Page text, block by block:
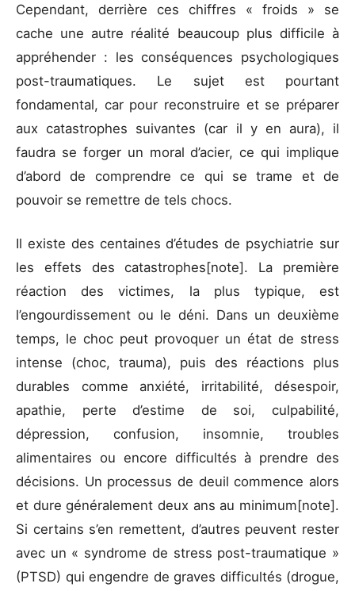
Cependant, derrière ces chiffres « froids » se
cache une autre réalité beaucoup plus difficile à
appréhender : les conséquences psychologiques
post-traumatiques. Le sujet est pourtant
fondamental, car pour reconstruire et se préparer
aux catastrophes suivantes (car il y en aura), il
faudra se forger un moral d’acier, ce qui implique
d’abord de comprendre ce qui se trame et de
pouvoir se remettre de tels chocs.
Il existe des centaines d’études de psychiatrie sur
les effets des catastrophes[note]. La première
réaction des victimes, la plus typique, est
l’engourdissement ou le déni. Dans un deuxième
temps, le choc peut provoquer un état de stress
intense (choc, trauma), puis des réactions plus
durables comme anxiété, irritabilité, désespoir,
apathie, perte d’estime de soi, culpabilité,
dépression, confusion, insomnie, troubles
alimentaires ou encore difficultés à prendre des
décisions. Un processus de deuil commence alors
et dure généralement deux ans au minimum[note].
Si certains s’en remettent, d’autres peuvent rester
avec un « syndrome de stress post-traumatique »
(PTSD) qui engendre de graves difficultés (drogue,